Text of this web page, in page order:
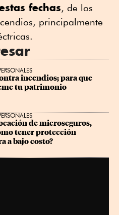
fechas, de los
principalmente
incendios; para que
tu patrimonio
de microseguros,
tener protección
a bajo costo?